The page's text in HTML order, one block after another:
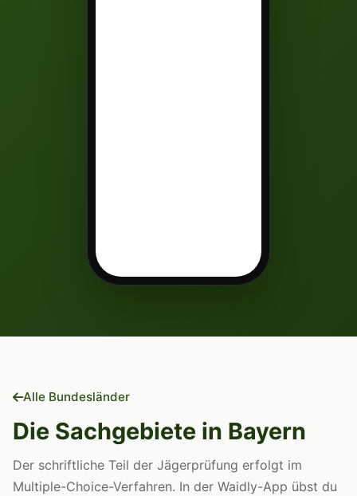
Alle Bundesländer
Die Sachgebiete in Bayern
Der schriftliche Teil der Jägerprüfung erfolgt im
Multiple-Choice-Verfahren. In der Waidly-App übst du